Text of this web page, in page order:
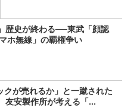
歴史が終わる──東武「顔認
ホ無線」の覇権争い
クが売れるか」と一蹴された
安製作所が考える「...